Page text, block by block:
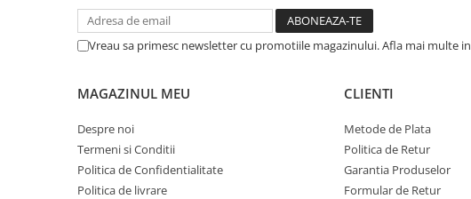
Schimbatoare
Vreau sa primesc newsletter cu promotiile magazinului. Afla mai multe in
MAGAZINUL MEU
Despre noi
Termeni si Conditii
Politica de Confidentialitate
Politica de livrare
CLIENTI
Metode de Plata
Politica de Retur
Garantia Produselor
Formular de Retur